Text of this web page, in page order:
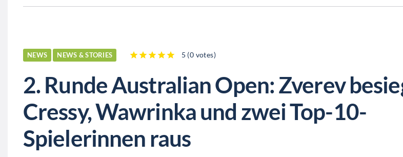
NEWS NEWS & STORIES 5 (0 votes)
2. Runde Australian Open: Zverev
Cressy, Wawrinka und zwei Top-10-
Spielerinnen raus